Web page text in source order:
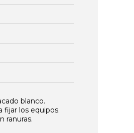
blanco.
fijar los equipos.
ranuras.